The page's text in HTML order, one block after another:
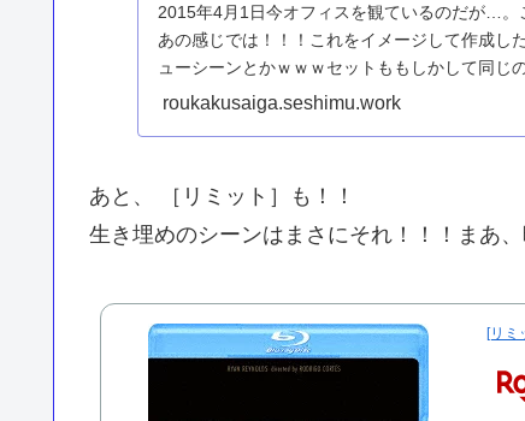
2015年4月1日今オフィスを観ているのだが…。
あの感じでは！！！これをイメージして作成し
ューシーンとかｗｗｗセットももしかして同じ
だった・・・。h...
roukakusaiga.seshimu.work
あと、 ［リミット］も！！
生き埋めのシーンはまさにそれ！！！まあ
[リミ